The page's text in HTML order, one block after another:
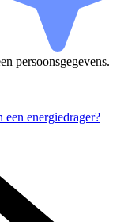
persoonsgegevens.
een energiedrager?